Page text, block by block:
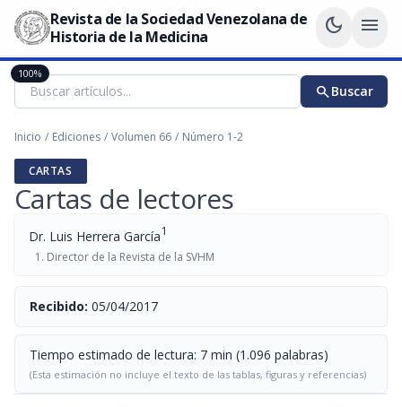
Revista de la Sociedad Venezolana de
Historia de la Medicina
dark_mode menu
searchBuscar
Inicio / Ediciones / Volumen 66 / Número 1-2
CARTAS
Cartas de lectores
Dr. Luis Herrera García1
Director de la Revista de la SVHM
Recibido: 05/04/2017
Tiempo estimado de lectura: 7 min (1.096 palabras)
(Esta estimación no incluye el texto de las tablas, figuras y referencias)
100%